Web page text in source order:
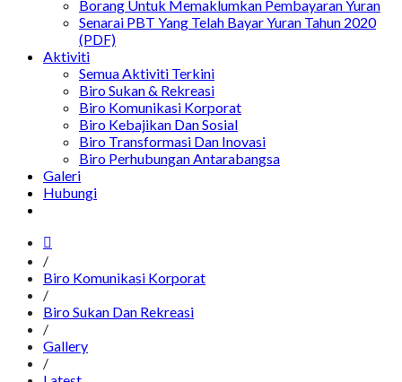
Borang Untuk Memaklumkan Pembayaran Yuran
Senarai PBT Yang Telah Bayar Yuran Tahun 2020
(PDF)
Aktiviti
Semua Aktiviti Terkini
Biro Sukan & Rekreasi
Biro Komunikasi Korporat
Biro Kebajikan Dan Sosial
Biro Transformasi Dan Inovasi
Biro Perhubungan Antarabangsa
Galeri
Hubungi
/
Biro Komunikasi Korporat
/
Biro Sukan Dan Rekreasi
/
Gallery
/